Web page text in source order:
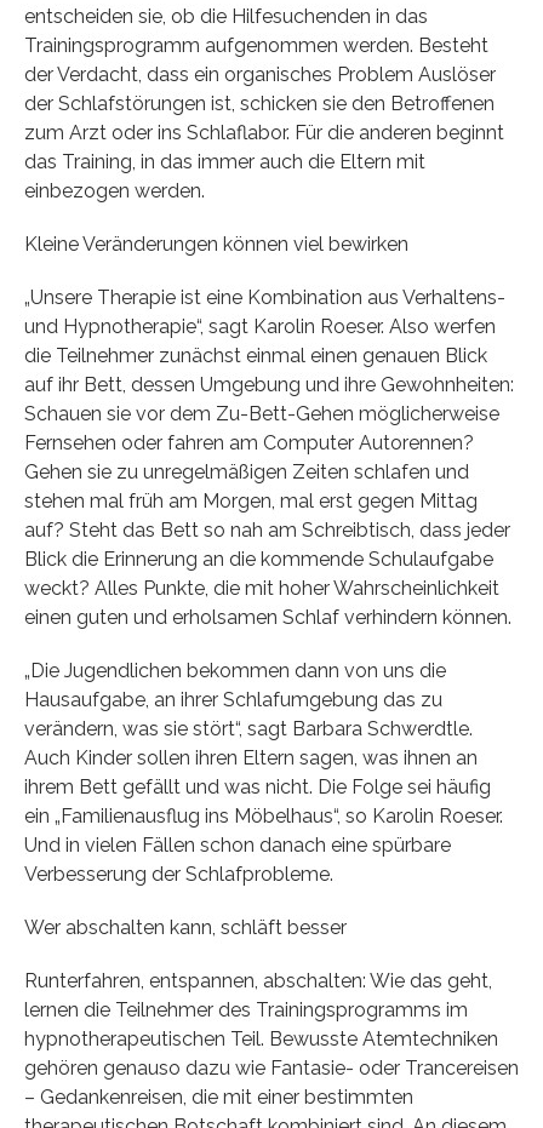
entscheiden sie, ob die Hilfesuchenden in das
Trainingsprogramm aufgenommen werden. Besteht
der Verdacht, dass ein organisches Problem Auslöser
der Schlafstörungen ist, schicken sie den Betroffenen
zum Arzt oder ins Schlaflabor. Für die anderen beginnt
das Training, in das immer auch die Eltern mit
einbezogen werden.
Kleine Veränderungen können viel bewirken
„Unsere Therapie ist eine Kombination aus Verhaltens-
und Hypnotherapie“, sagt Karolin Roeser. Also werfen
die Teilnehmer zunächst einmal einen genauen Blick
auf ihr Bett, dessen Umgebung und ihre Gewohnheiten:
Schauen sie vor dem Zu-Bett-Gehen möglicherweise
Fernsehen oder fahren am Computer Autorennen?
Gehen sie zu unregelmäßigen Zeiten schlafen und
stehen mal früh am Morgen, mal erst gegen Mittag
auf? Steht das Bett so nah am Schreibtisch, dass jeder
Blick die Erinnerung an die kommende Schulaufgabe
weckt? Alles Punkte, die mit hoher Wahrscheinlichkeit
einen guten und erholsamen Schlaf verhindern können.
„Die Jugendlichen bekommen dann von uns die
Hausaufgabe, an ihrer Schlafumgebung das zu
verändern, was sie stört“, sagt Barbara Schwerdtle.
Auch Kinder sollen ihren Eltern sagen, was ihnen an
ihrem Bett gefällt und was nicht. Die Folge sei häufig
ein „Familienausflug ins Möbelhaus“, so Karolin Roeser.
Und in vielen Fällen schon danach eine spürbare
Verbesserung der Schlafprobleme.
Wer abschalten kann, schläft besser
Runterfahren, entspannen, abschalten: Wie das geht,
lernen die Teilnehmer des Trainingsprogramms im
hypnotherapeutischen Teil. Bewusste Atemtechniken
gehören genauso dazu wie Fantasie- oder Trancereisen
– Gedankenreisen, die mit einer bestimmten